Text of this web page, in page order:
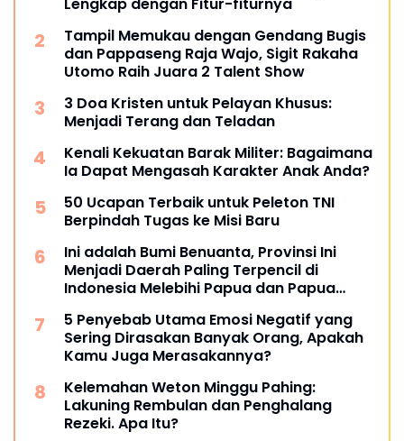
Tampil Memukau dengan Gendang Bugis
dan Pappaseng Raja Wajo, Sigit Rakaha
Utomo Raih Juara 2 Talent Show
3 Doa Kristen untuk Pelayan Khusus:
Menjadi Terang dan Teladan
Kenali Kekuatan Barak Militer: Bagaimana
Ia Dapat Mengasah Karakter Anak Anda?
50 Ucapan Terbaik untuk Peleton TNI
Berpindah Tugas ke Misi Baru
Ini adalah Bumi Benuanta, Provinsi Ini
Menjadi Daerah Paling Terpencil di
Indonesia Melebihi Papua dan Papua
5 Penyebab Utama Emosi Negatif yang
Sering Dirasakan Banyak Orang, Apakah
Kamu Juga Merasakannya?
Kelemahan Weton Minggu Pahing:
Lakuning Rembulan dan Penghalang
Rezeki. Apa Itu?